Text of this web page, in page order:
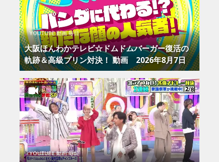
YOUTUBE 動画 毎日
大阪ほんわかテレビ☆ドムドムバーガー復活の
軌跡＆高級プリン対決！ 動画 2026年8月7日
YOUTUBE 動画 毎日